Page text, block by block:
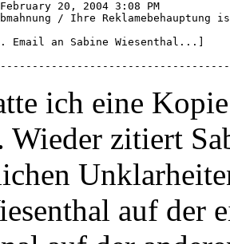
20, 2004 3:08 PM
/ Ihre Reklamebehauptung
an Sabine Wiesenthal...]
ich eine
Wieder zitiert
auf der